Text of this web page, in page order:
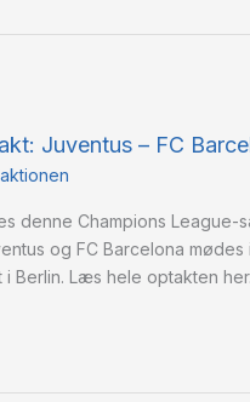
Juventus – FC
denne Champions League-
og FC Barcelona
Berlin. Læs hele optakten her.